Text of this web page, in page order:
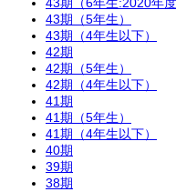
43期（6年生:2020年度
43期（5年生）
43期（4年生以下）
42期
42期（5年生）
42期（4年生以下）
41期
41期（5年生）
41期（4年生以下）
40期
39期
38期